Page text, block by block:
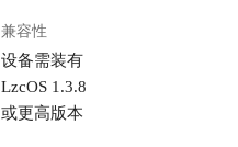
兼容性
设备需装有
LzcOS 1.3.8
或更高版本